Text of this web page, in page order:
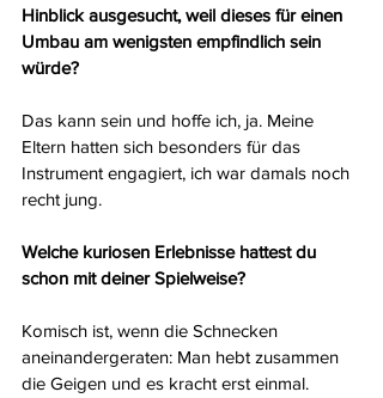
Hinblick ausgesucht, weil dieses für einen
Umbau am wenigsten empfindlich sein
würde?
Das kann sein und hoffe ich, ja. Meine
Eltern hatten sich besonders für das
Instrument engagiert, ich war damals noch
recht jung.
Welche kuriosen Erlebnisse hattest du
schon mit deiner Spielweise?
Komisch ist, wenn die Schnecken
aneinandergeraten: Man hebt zusammen
die Geigen und es kracht erst einmal.